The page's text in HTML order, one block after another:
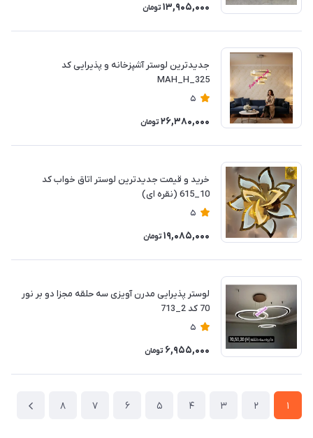
13,905,000 تومان
جدیدترین لوستر آشپزخانه و پذیرایی کد
MAH_H_325
5
26,380,000 تومان
خرید و قیمت جدیدترین لوستر اتاق خواب کد
10_615 (نقره ای)
5
19,085,000 تومان
لوستر پذیرایی مدرن آویزی سه حلقه مجزا دو بر نور
70 کد 2_713
5
6,955,000 تومان
1
2
3
4
5
6
7
8